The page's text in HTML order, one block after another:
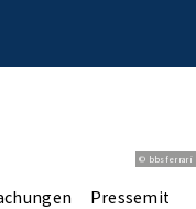
© bbsferrari